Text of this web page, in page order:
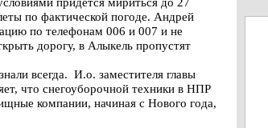
по фактической погоде. Андрей
по телефонам 006 и 007 и не
дорогу, в Алыкель пропустят
всегда. И.о. заместителя главы
что снегоуборочной техники в НПР
компании, начиная с Нового года,